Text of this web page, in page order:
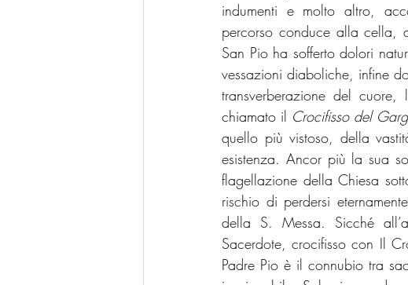
indumenti e molto altro,
percorso conduce alla cella,
San Pio ha sofferto dolori
vessazioni diaboliche, infine
transverberazione del
chiamato il Crocifisso del
quello più vistoso, della
esistenza. Ancor più la sua
flagellazione della Chiesa
rischio di perdersi
della S. Messa. Sicché
Sacerdote, crocifisso con Il
Padre Pio è il connubio tra